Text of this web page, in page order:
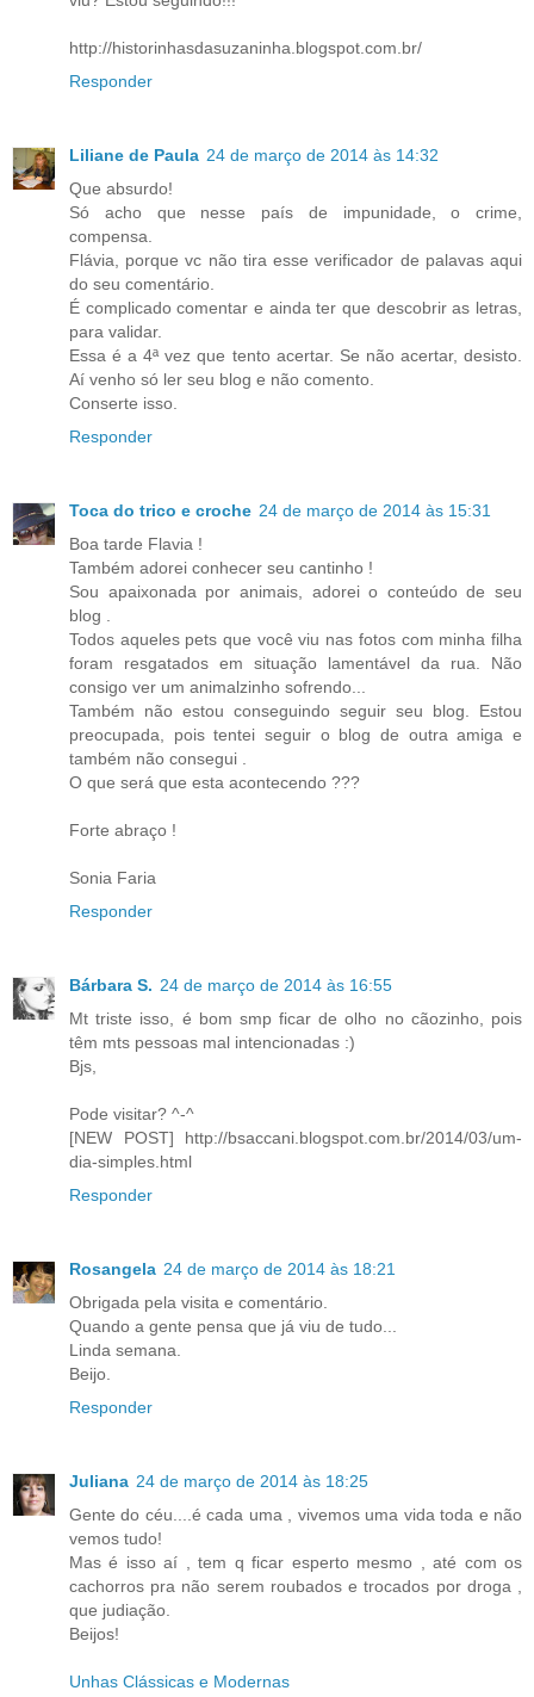
http://historinhasdasuzaninha.blogspot.com.br/
Responder
Liliane de Paula 24 de março de 2014 às 14:32
Que absurdo!
Só acho que nesse país de impunidade, o crime,
compensa.
Flávia, porque vc não tira esse verificador de palavas aqui
do seu comentário.
É complicado comentar e ainda ter que descobrir as letras,
para validar.
Essa é a 4ª vez que tento acertar. Se não acertar, desisto.
Aí venho só ler seu blog e não comento.
Conserte isso.
Responder
Toca do trico e croche 24 de março de 2014 às 15:31
Boa tarde Flavia !
Também adorei conhecer seu cantinho !
Sou apaixonada por animais, adorei o conteúdo de seu
blog .
Todos aqueles pets que você viu nas fotos com minha filha
foram resgatados em situação lamentável da rua. Não
consigo ver um animalzinho sofrendo...
Também não estou conseguindo seguir seu blog. Estou
preocupada, pois tentei seguir o blog de outra amiga e
também não consegui .
O que será que esta acontecendo ???
Forte abraço !
Sonia Faria
Responder
Bárbara S. 24 de março de 2014 às 16:55
Mt triste isso, é bom smp ficar de olho no cãozinho, pois
têm mts pessoas mal intencionadas :)
Bjs,
Pode visitar? ^-^
[NEW POST] http://bsaccani.blogspot.com.br/2014/03/um-
dia-simples.html
Responder
Rosangela 24 de março de 2014 às 18:21
Obrigada pela visita e comentário.
Quando a gente pensa que já viu de tudo...
Linda semana.
Beijo.
Responder
Juliana 24 de março de 2014 às 18:25
Gente do céu....é cada uma , vivemos uma vida toda e não
vemos tudo!
Mas é isso aí , tem q ficar esperto mesmo , até com os
cachorros pra não serem roubados e trocados por droga ,
que judiação.
Beijos!
Unhas Clássicas e Modernas